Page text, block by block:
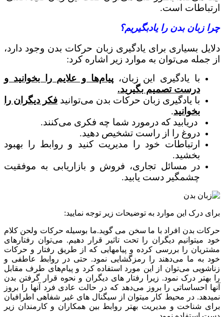
ارتباطات است.
چرا زبان بدن را یادبگیریم؟
دلایل بسیاری برای یادگیری زبان حرکات بدن وجود دارد،
از جمله می‌توان به موارد زیر اشاره کرد:
با یادگیری این زبان،پیام‌ها و علایم را بخوانید و
درست تصمیم بگیرید.
با یادگیری زبان حرکات بدن می‌توانید فکر دیگران را
بخوانید.
دریابید که درمورد شما چه فکری می‌کنند.
دروغ را از راست تشخیص دهید.
ارتباطات خود را مدیریت کنید و روابط را بهبود
بخشید.
در مسائل تجاری، فروش و بازاریابی به موفقیت
چشمگیر دست یابید.
برای درک این موارد به توضیحات زیر توجه نمایید:
حرکات بدن افراد با ما سخن می گوید.ما بوسیله حرکات ولحن کلام
خود میتوانیم دیگران را تحت تاثیر قرار دهیم. می‌توان رفتارهای
مشتریان را بررسی کرده و پیامهایی که از طریق رفتار و حرکات
خود به ما می‌دهند را رمزگشایی نمود. حتی در روابط عاطفی و
زناشویی می‌توان از این مورد استفاده کرد و پیام‌های طرف مقابل
را بهتر درک نمود. زیرا رفتار های دیگران و نحوه قرار گرفتن بدن
آنها احساساتی را بروز می‌دهد که در حالت عادی فرد آنها را بروز
نمیدهد. در محیط کار میتوان از سیگنال های غیر شفاهی اطرافیان
برای شناخت و مدیریت بهتر روابط بین همکاران و کارمندان زیر